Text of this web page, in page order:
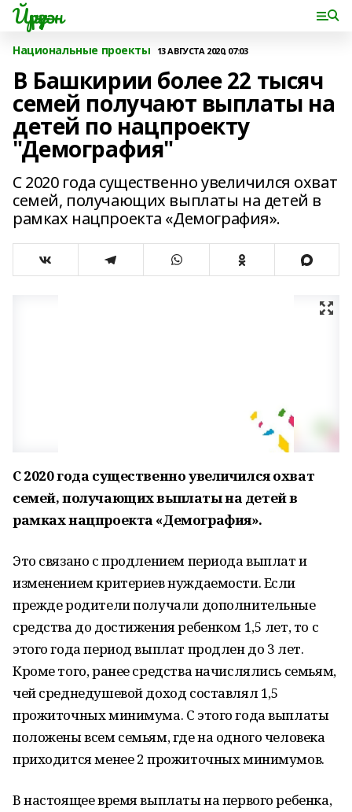
Йүрүҙән
Национальные проекты 13 АВГУСТА 2020, 07:03
В Башкирии более 22 тысяч
семей получают выплаты на
детей по нацпроекту
"Демография"
С 2020 года существенно увеличился охват
семей, получающих выплаты на детей в
рамках нацпроекта «Демография».
С 2020 года существенно увеличился охват
семей, получающих выплаты на детей в
рамках нацпроекта «Демография».
Это связано с продлением периода выплат и
изменением критериев нуждаемости. Если
прежде родители получали дополнительные
средства до достижения ребенком 1,5 лет, то с
этого года период выплат продлен до 3 лет.
Кроме того, ранее средства начислялись семьям,
чей среднедушевой доход составлял 1,5
прожиточных минимума. С этого года выплаты
положены всем семьям, где на одного человека
приходится менее 2 прожиточных минимумов.
В настоящее время выплаты на первого ребенка,